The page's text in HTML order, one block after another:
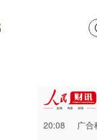
20:08
广合科